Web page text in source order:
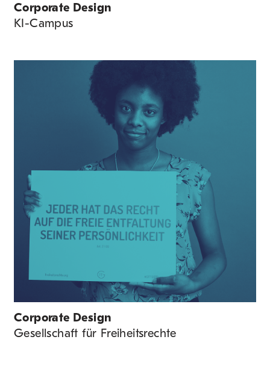
Corporate Design
KI-Campus
Corporate Design
Gesellschaft für Freiheitsrechte